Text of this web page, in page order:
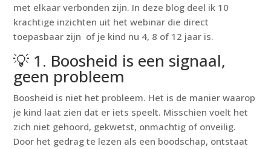
met elkaar verbonden zijn. In deze blog deel ik 10
krachtige inzichten uit het webinar die direct
toepasbaar zijn of je kind nu 4, 8 of 12 jaar is.
💡 1. Boosheid is een signaal,
geen probleem
Boosheid is niet het probleem. Het is de manier waarop
je kind laat zien dat er iets speelt. Misschien voelt het
zich niet gehoord, gekwetst, onmachtig of onveilig.
Door het gedrag te lezen als een boodschap, ontstaat